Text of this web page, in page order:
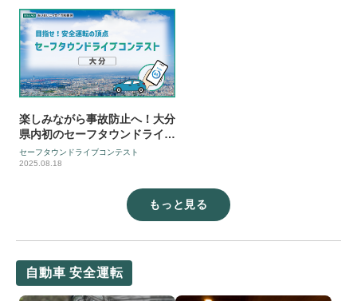
楽しみながら事故防止へ！大分
県内初のセーフタウンドライブ
コンテスト、55万キロの走行
データで交通安全マップをお届
セーフタウンドライブコンテスト
2025.08.18
もっと見る
自動車 安全運転